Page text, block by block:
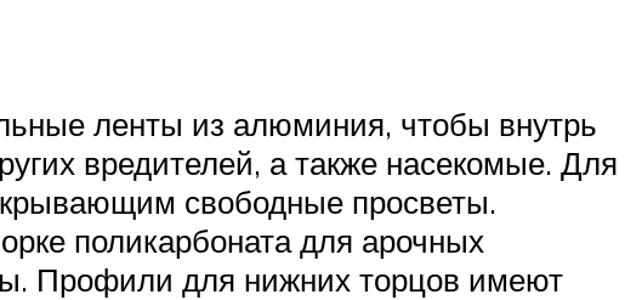
ленты из алюминия, чтобы внутрь
вредителей, а также насекомые. Для
свободные просветы.
поликарбоната для арочных
Профили для нижних торцов имеют